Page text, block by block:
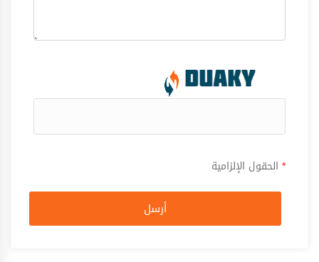
* الحقول الإلزامية
أرسل